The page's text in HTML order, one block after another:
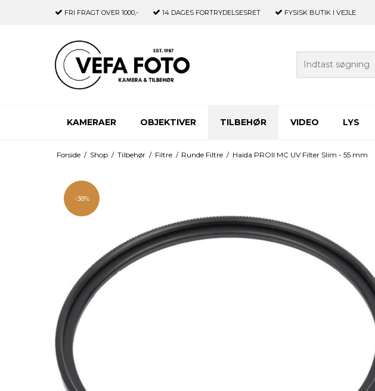
FRI FRAGT OVER 1000,- 14 DAGES FORTRYDELSESRET FYSISK BUTIK I VEJLE
KAMERAER OBJEKTIVER TILBEHØR VIDEO LYS
Forside / Shop / Tilbehør / Filtre / Runde Filtre / Haida PROII MC UV Filter Slim - 55 mm
-38%